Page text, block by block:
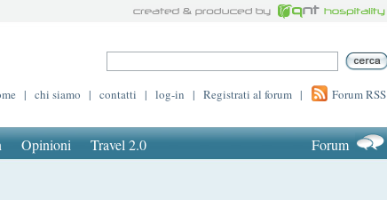
| chi siamo | contatti | log-in | Registrati al forum | Forum RSS
Opinioni Travel 2.0 Forum